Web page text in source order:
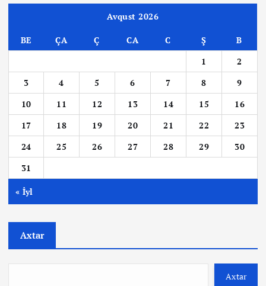
Avqust 2026
BE ÇA Ç CA C Ş
B
1
2
3
4 5 6 7 8
9
10
11 12 13 14 15
16
17
18 19 20 21 22
23
24
25 26 27 28 29
30
31
« İyl
Axtar
Axtar